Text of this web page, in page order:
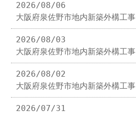
2026/08/06
大阪府泉佐野市地内新築外構工事
2026/08/03
大阪府泉佐野市地内新築外構工事
2026/08/02
大阪府泉佐野市地内新築外構工事
2026/07/31